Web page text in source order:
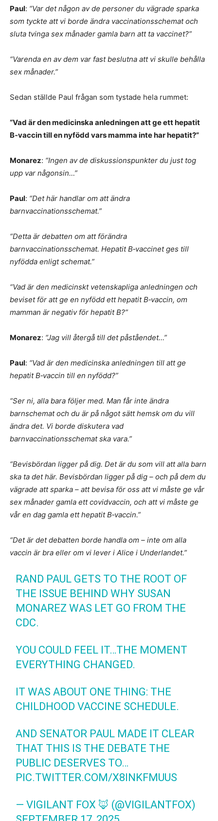
Paul: “Var det någon av de personer du vägrade sparka
som tyckte att vi borde ändra vaccinationsschemat och
sluta tvinga sex månader gamla barn att ta vaccinet?”
“Varenda en av dem var fast beslutna att vi skulle behålla
sex månader.”
Sedan ställde Paul frågan som tystade hela rummet:
“Vad är den medicinska anledningen att ge ett hepatit
B‑vaccin till en nyfödd vars mamma inte har hepatit?”
Monarez: “Ingen av de diskussionspunkter du just tog
upp var någonsin…”
Paul: “Det här handlar om att ändra
barnvaccinationsschemat.”
“Detta är debatten om att förändra
barnvaccinationsschemat. Hepatit B‑vaccinet ges till
nyfödda enligt schemat.”
“Vad är den medicinskt vetenskapliga anledningen och
beviset för att ge en nyfödd ett hepatit B‑vaccin, om
mamman är negativ för hepatit B?”
Monarez: “Jag vill återgå till det påståendet…”
Paul: “Vad är den medicinska anledningen till att ge
hepatit B‑vaccin till en nyfödd?”
“Ser ni, alla bara följer med. Man får inte ändra
barnschemat och du är på något sätt hemsk om du vill
ändra det. Vi borde diskutera vad
barnvaccinationsschemat ska vara.”
“Bevisbördan ligger på dig. Det är du som vill att alla barn
ska ta det här. Bevisbördan ligger på dig – och på dem du
vägrade att sparka – att bevisa för oss att vi måste ge vår
sex månader gamla ett covidvaccin, och att vi måste ge
vår en dag gamla ett hepatit B‑vaccin.”
“Det är det debatten borde handla om – inte om alla
vaccin är bra eller om vi lever i Alice i Underlandet.”
RAND PAUL GETS TO THE ROOT OF
THE ISSUE BEHIND WHY SUSAN
MONAREZ WAS LET GO FROM THE
CDC.
YOU COULD FEEL IT…THE MOMENT
EVERYTHING CHANGED.
IT WAS ABOUT ONE THING: THE
CHILDHOOD VACCINE SCHEDULE.
AND SENATOR PAUL MADE IT CLEAR
THAT THIS IS THE DEBATE THE
PUBLIC DESERVES TO…
PIC.TWITTER.COM/X8INKFMUUS
— VIGILANT FOX 🦊 (@VIGILANTFOX)